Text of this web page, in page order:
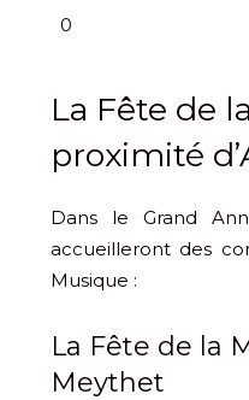
0
La Fête de
proximité
Dans le Grand
accueilleront des
Musique :
La Fête de la
Meythet